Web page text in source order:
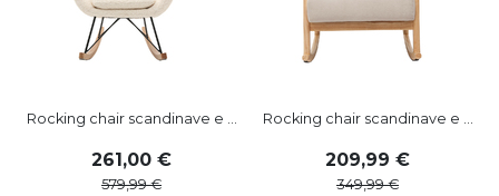
Rocking chair scandinave e ...
261,00
579,99
Rocking chair scandinave e ...
209,99
349,99